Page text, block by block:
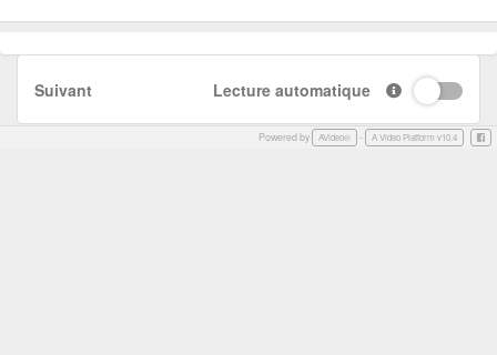
Suivant Lecture automatique
Powered by AVideo® - A Video Platform v10.4